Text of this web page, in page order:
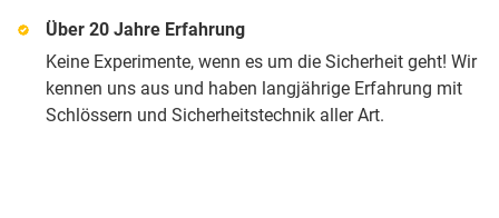
Über 20 Jahre Erfahrung
Keine Experimente, wenn es um die Sicherheit geht! Wir
kennen uns aus und haben langjährige Erfahrung mit
Schlössern und Sicherheitstechnik aller Art.